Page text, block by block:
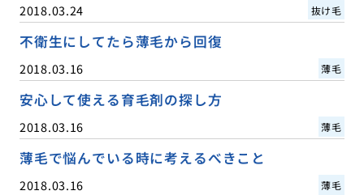
2018.03.24 抜け毛
不衛生にしてたら薄毛から回復
2018.03.16 薄毛
安心して使える育毛剤の探し方
2018.03.16 薄毛
薄毛で悩んでいる時に考えるべきこと
2018.03.16 薄毛